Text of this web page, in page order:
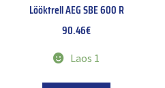
Lööktrell AEG SBE 600 R
90.46€
Laos 1